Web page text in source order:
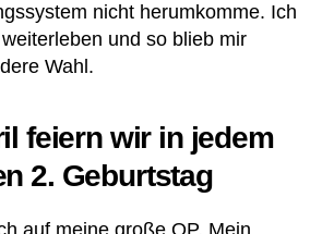
nicht herumkomme. Ich
und so blieb mir
Wahl.
feiern wir in jedem
2. Geburtstag
auf meine große OP. Mein